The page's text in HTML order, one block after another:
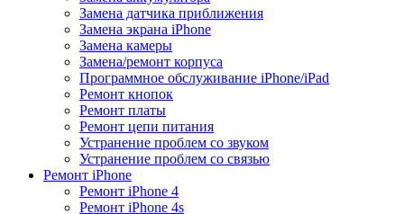
Замена датчика приближения
Замена экрана iPhone
Замена камеры
Замена/ремонт корпуса
Программное обслуживание iPhone/iPad
Ремонт кнопок
Ремонт платы
Ремонт цепи питания
Устранение проблем со звуком
Устранение проблем со связью
Ремонт iPhone
Ремонт iPhone 4
Ремонт iPhone 4s